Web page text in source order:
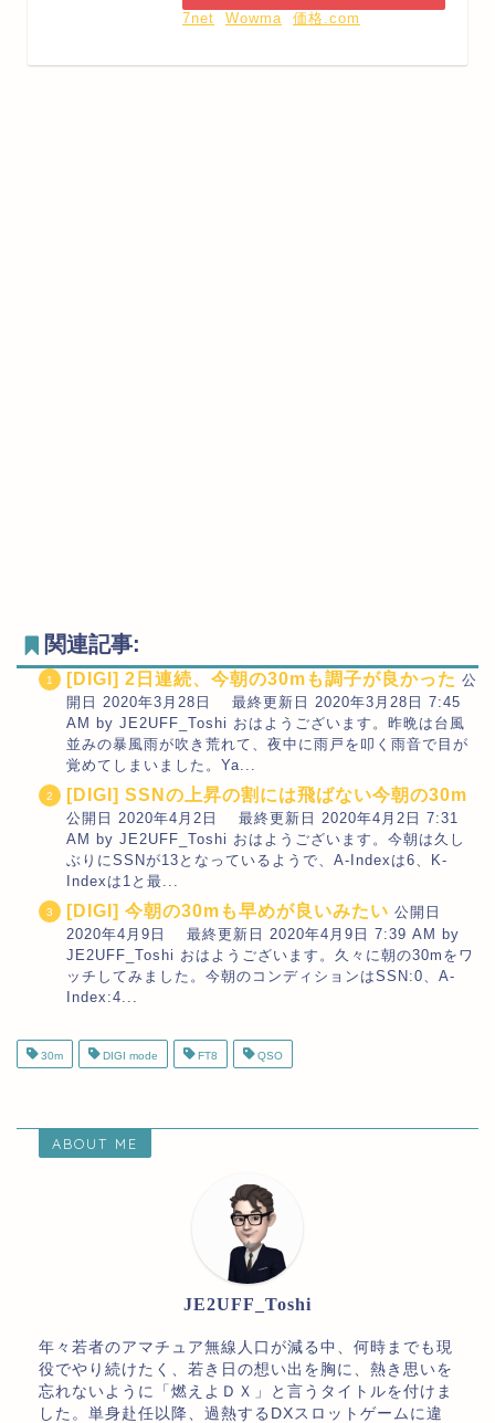
7net
Wowma 価格.com
関連記事:
[DIGI] 2日連続、今朝の30mも調子が良かった 公
開日 2020年3月28日 最終更新日 2020年3月28日 7:45
AM by JE2UFF_Toshi おはようございます。昨晩は台風
並みの暴風雨が吹き荒れて、夜中に雨戸を叩く雨音で目が
覚めてしまいました。Ya...
[DIGI] SSNの上昇の割には飛ばない今朝の30m
公開日 2020年4月2日 最終更新日 2020年4月2日 7:31
AM by JE2UFF_Toshi おはようございます。今朝は久し
ぶりにSSNが13となっているようで、A-Indexは6、K-
Indexは1と最...
[DIGI] 今朝の30mも早めが良いみたい 公開日
2020年4月9日 最終更新日 2020年4月9日 7:39 AM by
JE2UFF_Toshi おはようございます。久々に朝の30mをワ
ッチしてみました。今朝のコンディションはSSN:0、A-
Index:4...
30m DIGI mode FT8 QSO
ABOUT ME
JE2UFF_Toshi
年々若者のアマチュア無線人口が減る中、何時までも現
役でやり続けたく、若き日の想い出を胸に、熱き思いを
忘れないように「燃えよＤＸ」と言うタイトルを付けま
した。単身赴任以降、過熱するDXスロットゲームに違